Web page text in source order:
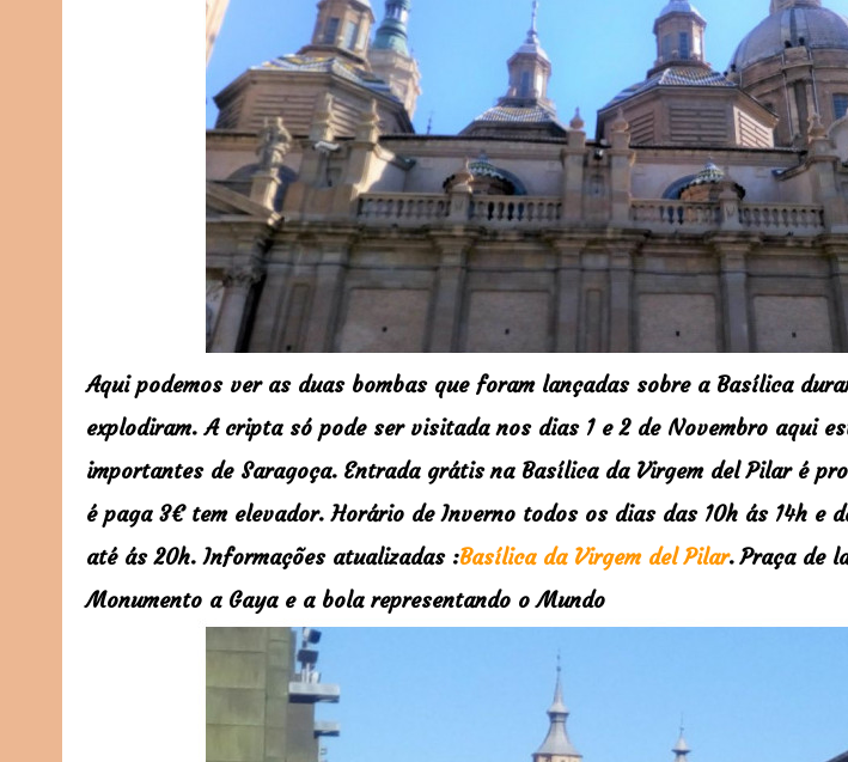
Aqui podemos ver as duas bombas que foram lançadas sobre a Basílica
explodiram. A cripta só pode ser visitada nos dias 1 e 2 de Novembro aqui
importantes de Saragoça. Entrada grátisna Basílica da Virgem del Pilar é
é paga 3€ tem elevador. Horário de Inverno todos os dias das 10h ás 14h e
até ás 20h.Informações atualizadas :Basílica da Virgem del Pilar.Praça de
Monumento a Gaya e a bola representando o Mundo